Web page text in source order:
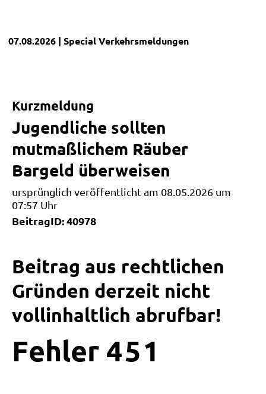
07.08.2026 | SpecialVerkehrsmeldungen
Kurzmeldung
Jugendliche sollten
mutmaßlichem Räuber
Bargeld überweisen
ursprünglich veröffentlicht am 08.05.2026 um
07:57 Uhr
BeitragID: 40978
Beitrag aus rechtlichen
Gründen derzeit nicht
vollinhaltlich abrufbar!
Fehler 4 5 1